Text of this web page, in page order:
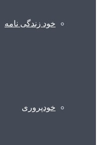
خود زندگی نامه
خودپروری